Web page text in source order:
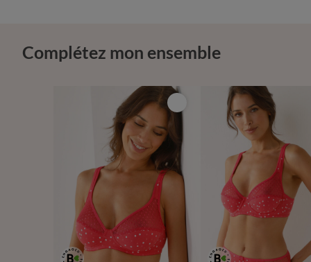
Complétez mon ensemble